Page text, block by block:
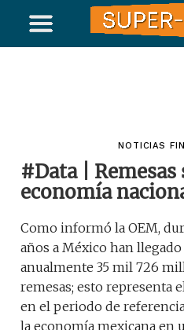
NOTICIAS
#Data | Remesas
economía
Como informó la OEM,
años a México han
anualmente 35 mil 726
remesas; esto representa
en el periodo de
la economía mexicana en